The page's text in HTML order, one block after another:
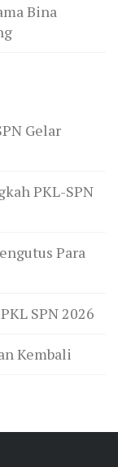
Bina
Gelar
PKL-SPN
SPN 2026
Kembali